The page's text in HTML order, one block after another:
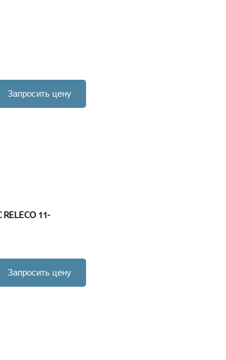
Запросить цену
11-
Запросить цену